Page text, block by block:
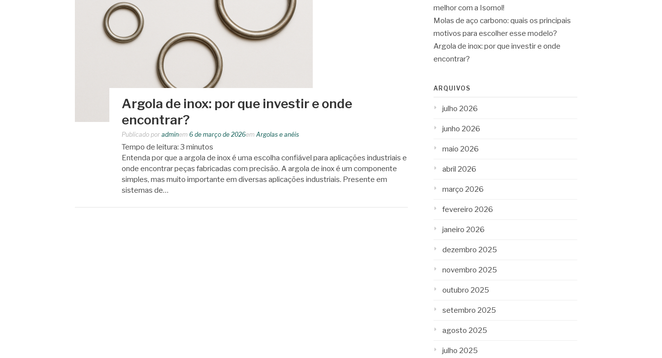
Argola de inox: por que investir e onde
encontrar?
Publicado por adminem 6 de março de 2026em Argolas e anéis
Tempo de leitura: 3 minutos
Entenda por que a argola de inox é uma escolha confiável para aplicações industriais e
onde encontrar peças fabricadas com precisão. A argola de inox é um componente
simples, mas muito importante em diversas aplicações industriais. Presente em
sistemas de…
melhor com a Isomol!
Molas de aço carbono: quais os principais
motivos para escolher esse modelo?
Argola de inox: por que investir e onde
encontrar?
ARQUIVOS
julho 2026
junho 2026
maio 2026
abril 2026
março 2026
fevereiro 2026
janeiro 2026
dezembro 2025
novembro 2025
outubro 2025
setembro 2025
agosto 2025
julho 2025